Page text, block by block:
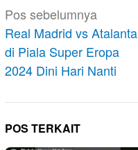
Navigasi
pos
Pos sebelumnya
Real Madrid vs Atalanta
di Piala Super Eropa
2024 Dini Hari Nanti
POS TERKAIT